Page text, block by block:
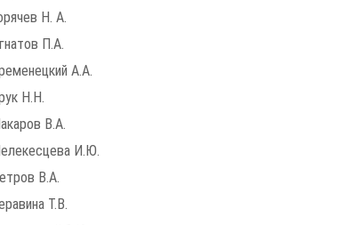
Н. А.
П.А.
А.А.
Н.Н.
В.А.
И.Ю.
В.А.
Т.В.